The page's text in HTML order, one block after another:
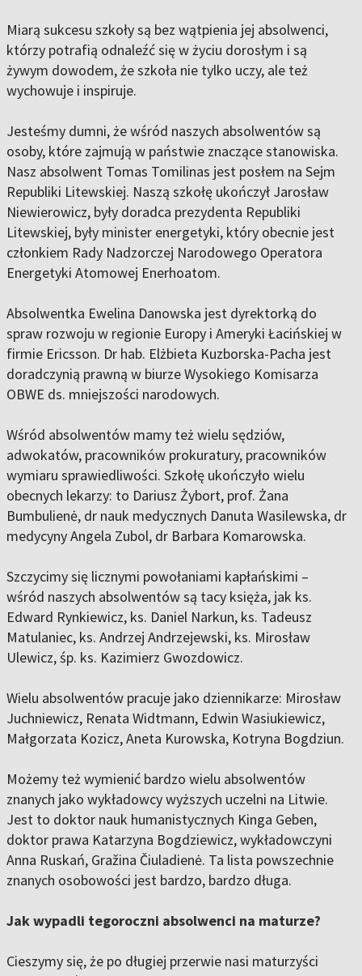
Miarą sukcesu szkoły są bez wątpienia jej absolwenci,
którzy potrafią odnaleźć się w życiu dorosłym i są
żywym dowodem, że szkoła nie tylko uczy, ale też
wychowuje i inspiruje.
Jesteśmy dumni, że wśród naszych absolwentów są
osoby, które zajmują w państwie znaczące stanowiska.
Nasz absolwent Tomas Tomilinas jest posłem na Sejm
Republiki Litewskiej. Naszą szkołę ukończył Jarosław
Niewierowicz, były doradca prezydenta Republiki
Litewskiej, były minister energetyki, który obecnie jest
członkiem Rady Nadzorczej Narodowego Operatora
Energetyki Atomowej Enerhoatom.
Absolwentka Ewelina Danowska jest dyrektorką do
spraw rozwoju w regionie Europy i Ameryki Łacińskiej w
firmie Ericsson. Dr hab. Elżbieta Kuzborska-Pacha jest
doradczynią prawną w biurze Wysokiego Komisarza
OBWE ds. mniejszości narodowych.
Wśród absolwentów mamy też wielu sędziów,
adwokatów, pracowników prokuratury, pracowników
wymiaru sprawiedliwości. Szkołę ukończyło wielu
obecnych lekarzy: to Dariusz Żybort, prof. Żana
Bumbulienė, dr nauk medycznych Danuta Wasilewska, dr
medycyny Angela Zubol, dr Barbara Komarowska.
Szczycimy się licznymi powołaniami kapłańskimi –
wśród naszych absolwentów są tacy księża, jak ks.
Edward Rynkiewicz, ks. Daniel Narkun, ks. Tadeusz
Matulaniec, ks. Andrzej Andrzejewski, ks. Mirosław
Ulewicz, śp. ks. Kazimierz Gwozdowicz.
Wielu absolwentów pracuje jako dziennikarze: Mirosław
Juchniewicz, Renata Widtmann, Edwin Wasiukiewicz,
Małgorzata Kozicz, Aneta Kurowska, Kotryna Bogdziun.
Możemy też wymienić bardzo wielu absolwentów
znanych jako wykładowcy wyższych uczelni na Litwie.
Jest to doktor nauk humanistycznych Kinga Geben,
doktor prawa Katarzyna Bogdziewicz, wykładowczyni
Anna Ruskań, Gražina Čiuladienė. Ta lista powszechnie
znanych osobowości jest bardzo, bardzo długa.
Jak wypadli tegoroczni absolwenci na maturze?
Cieszymy się, że po długiej przerwie nasi maturzyści